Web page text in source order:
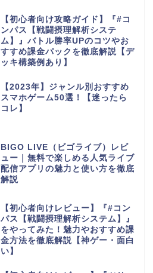
【初心者向け攻略ガイド】『#コ
ンパス【戦闘摂理解析システ
ム】』バトル勝率UPのコツやお
すすめ課金パックを徹底解説【デ
ッキ構築例あり】
【2023年】ジャンル別おすすめ
スマホゲーム50選！【迷ったら
コレ】
BIGO LIVE（ビゴライブ）レビ
ュー｜無料で楽しめる人気ライブ
配信アプリの魅力と使い方を徹底
解説
【初心者向けレビュー】『#コン
パス【戦闘摂理解析システム】』
をやってみた！魅力やおすすめ課
金方法を徹底解説【神ゲー・面白
い】